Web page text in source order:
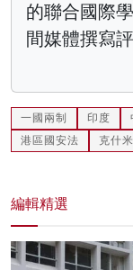
的聯合國際
間媒體撰寫評
一國兩制 印度
港區國安法
克什
編輯精選